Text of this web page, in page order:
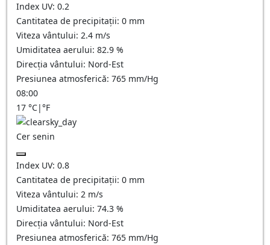
Index UV: 0.2
Cantitatea de precipitații: 0 mm
Viteza vântului: 2.4 m/s
Umiditatea aerului: 82.9 %
Direcția vântului: Nord-Est
Presiunea atmosferică: 765 mm/Hg
08:00
17 °C|°F
Cer senin
Index UV: 0.8
Cantitatea de precipitații: 0 mm
Viteza vântului: 2 m/s
Umiditatea aerului: 74.3 %
Direcția vântului: Nord-Est
Presiunea atmosferică: 765 mm/Hg